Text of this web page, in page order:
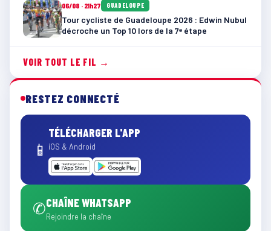
06/08 · 21h27 GUADELOUPE
Tour cycliste de Guadeloupe 2026 : Edwin Nubul
décroche un Top 10 lors de la 7ᵉ étape
VOIR TOUT LE FIL →
RESTEZ CONNECTÉ
📱
TÉLÉCHARGER L'APP
iOS & Android
✆CHAÎNE WHATSAPP
Rejoindre la chaîne